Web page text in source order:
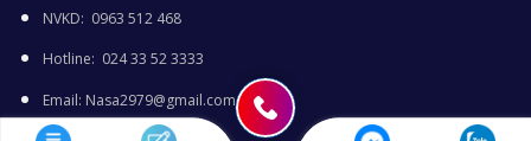
NVKD: 0963 512 468
Hotline: 024 33 52 3333
Email: Nasa2979@gmail.com